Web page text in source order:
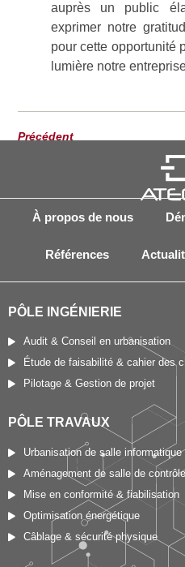
auprès un public
exprimer notre
pour cette opportunité
lumière notre
Précédent
À propos de nous
Références
PÔLE INGÉNIERIE
Audit & Conseil en urbanisation
Étude de faisabilité & cahier des
Pilotage & Gestion de projet
PÔLE TRAVAUX
Urbanisation de salle informatique
Aménagement de salle de contrôle
Mise en conformité & fiabilisation
Optimisation énergétique
Câblage & sécurité physique